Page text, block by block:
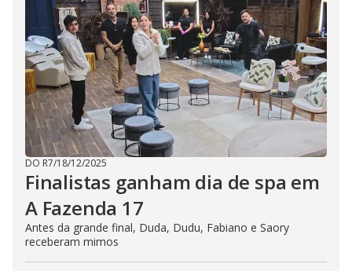
DO R7/18/12/2025
Finalistas ganham dia de spa em
A Fazenda 17
Antes da grande final, Duda, Dudu, Fabiano e Saory
receberam mimos